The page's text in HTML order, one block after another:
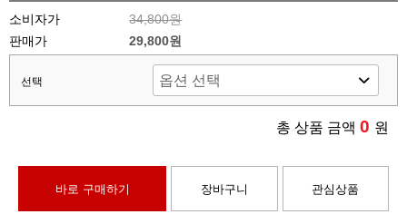
소비자가
34,800원
판매가
29,800원
선택
총 상품 금액 0 원
바로 구매하기 장바구니 관심상품